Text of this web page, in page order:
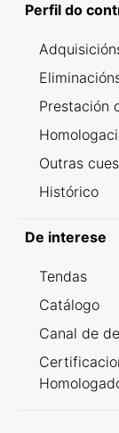
Perfil do
Prestación
Outras
Histórico
De interese
Tendas
Catálogo
Canal de